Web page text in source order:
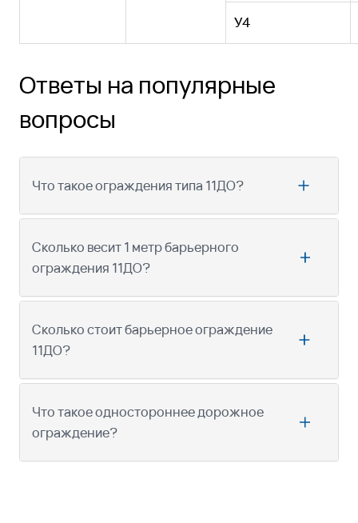
У4
Ответы на популярные
вопросы
Что такое ограждения типа 11ДО?
Сколько весит 1 метр барьерного
ограждения 11ДО?
Сколько стоит барьерное ограждение
11ДО?
Что такое одностороннее дорожное
ограждение?